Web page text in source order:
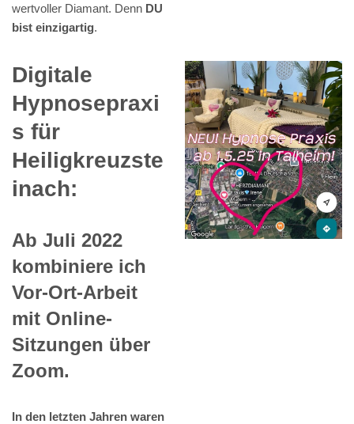
wertvoller Diamant. Denn DU
bist einzigartig.
Digitale
Hypnosepraxi
s für
Heiligkreuzste
inach:
Ab Juli 2022
kombiniere ich
Vor-Ort-Arbeit
mit Online-
Sitzungen über
Zoom.
In den letzten Jahren waren